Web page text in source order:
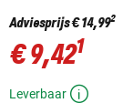
Adviesprijs€ 14,992
€ 9,421
Leverbaar